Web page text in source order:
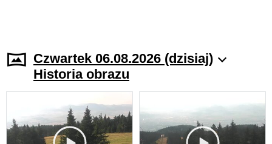
Czwartek 06.08.2026 (dzisiaj)
Historia obrazu